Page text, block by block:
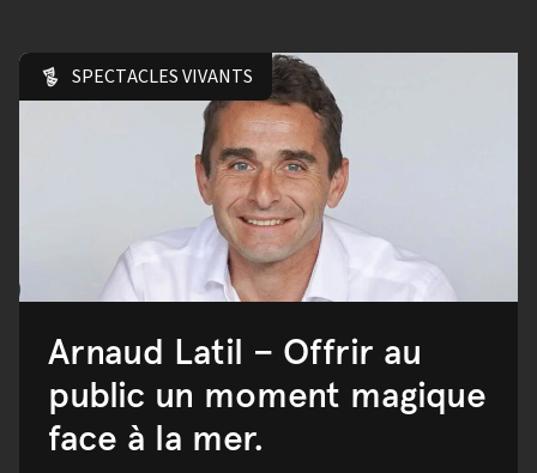
SPECTACLES VIVANTS
Arnaud Latil – Offrir au
public un moment magique
face à la mer.